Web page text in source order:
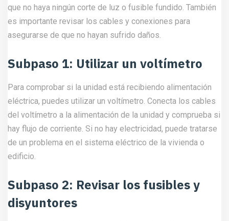
que no haya ningún corte de luz o fusible fundido. También
es importante revisar los cables y conexiones para
asegurarse de que no hayan sufrido daños.
Subpaso 1: Utilizar un voltímetro
Para comprobar si la unidad está recibiendo alimentación
eléctrica, puedes utilizar un voltímetro. Conecta los cables
del voltímetro a la alimentación de la unidad y comprueba si
hay flujo de corriente. Si no hay electricidad, puede tratarse
de un problema en el sistema eléctrico de la vivienda o
edificio.
Subpaso 2: Revisar los fusibles y
disyuntores